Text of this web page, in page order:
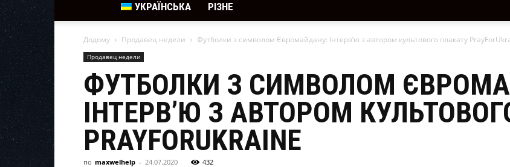
УКРАЇНСЬКА РІЗНЕ
Додому Продавец недели Футболки з символом Євромайдану: Інтерв’ю з автором культового плакату
Продавец недели
ФУТБОЛКИ З СИМВОЛОМ
ІНТЕРВ’Ю З АВТОРОМ
PRAYFORUKRAINE
по maxwelhelp - 24.07.2020 432